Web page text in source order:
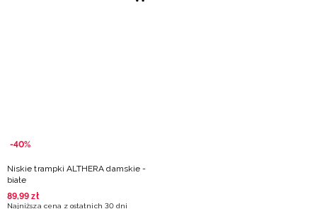
-40%
Niskie trampki ALTHERA damskie -
białe
89,99 zł
Najniższa cena z ostatnich 30 dni